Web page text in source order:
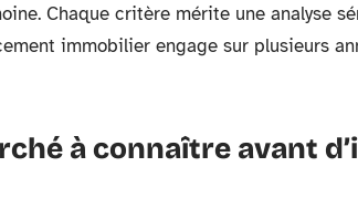
Chaque critère mérite une analyse
immobilier engage sur plusieurs
à connaître avant